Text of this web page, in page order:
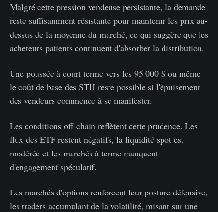
Malgré cette pression vendeuse persistante, la demande
reste suffisamment résistante pour maintenir les prix au-
dessus de la moyenne du marché, ce qui suggère que les
acheteurs patients continuent d'absorber la distribution.
Une poussée à court terme vers les 95 000 $ ou même
le coût de base des STH reste possible si l'épuisement
des vendeurs commence à se manifester.
Les conditions off-chain reflètent cette prudence. Les
flux des ETF restent négatifs, la liquidité spot est
modérée et les marchés à terme manquent
d'engagement spéculatif.
Les marchés d'options renforcent leur posture défensive,
les traders accumulant de la volatilité, misant sur une